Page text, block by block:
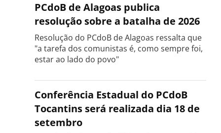
PCdoB de Alagoas publica
resolução sobre a batalha de 2026
Resolução do PCdoB de Alagoas ressalta que
"a tarefa dos comunistas é, como sempre foi,
estar ao lado do povo"
Conferência Estadual do PCdoB
Tocantins será realizada dia 18 de
setembro